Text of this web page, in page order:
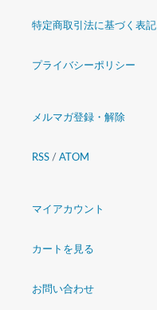
特定商取引法に基づく表記
プライバシーポリシー
メルマガ登録・解除
RSS / ATOM
マイアカウント
カートを見る
お問い合わせ